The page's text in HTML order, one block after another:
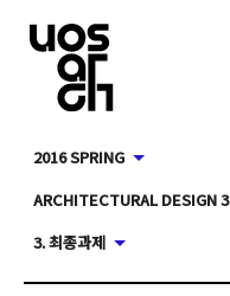
2016 SPRING
ARCHITECTURAL DESIGN 3
3. 최종과제